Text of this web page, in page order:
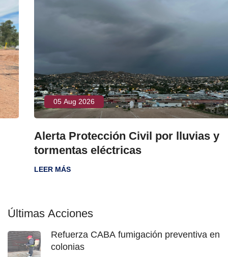
05 Aug 2026
Alerta Protección Civil por lluvias y
tormentas eléctricas
LEER MÁS
Últimas Acciones
Refuerza CABA fumigación preventiva en
colonias